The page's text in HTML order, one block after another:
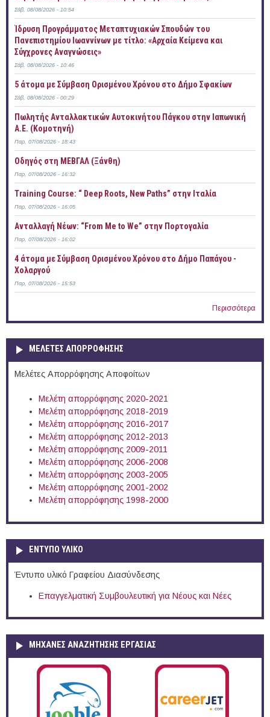
Σάβ, 08/08/2026 - 10:54
Ίδρυση Προγράμματος Μεταπτυχιακών Σπουδών του
Πανεπιστημίου Ιωαννίνων με τίτλο: «Αρχαία Κείμενα και
Σύγχρονες Αναγνώσεις»
Σάβ, 08/08/2026 - 10:46
5 άτομα με Σύμβαση Ορισμένου Χρόνου στο Δήμο Σφακίων
Σάβ, 08/08/2026 - 00:29
Πωλητής Ανταλλακτικών Αυτοκινήτου Πάγκου στην Ιαπωνική
Α.Ε. (Κομοτηνή)
Παρ, 07/08/2026 - 18:43
Οδηγός στη ΜΕΒΓΑΛ (Ξάνθη)
Παρ, 07/08/2026 - 16:32
Training Course: “ Deep Roots, New Paths” στην Ιταλία
Παρ, 07/08/2026 - 16:05
Ανταλλαγή Νέων: “From Me to We” στην Πορτογαλία
Παρ, 07/08/2026 - 16:02
4 άτομα με Σύμβαση Ορισμένου Χρόνου στο Δήμο Παπάγου -
Χολαργού
Παρ, 07/08/2026 - 15:53
Περισσότερα
ΜΕΛΕΤΕΣ ΑΠΟΡΡΟΦΗΣΗΣ
Μελέτες Απορρόφησης Αποφοίτων
Μελέτη απορρόφησης 2020-2021
Μελέτη απορρόφησης 2018-2019
Μελέτη απορρόφησης 2016-2017
Μελέτη απορρόφησης 2012-2013
Μελέτη απορρόφησης 2009-2011
Μελέτη απορρόφησης 2006-2008
Μελέτη απορρόφησης 2003-2005
Μελέτη απορρόφησης 2001-2002
Μελέτη απορρόφησης 1998-2000
ΕΝΤΥΠΟ ΥΛΙΚΟ
Έντυπο υλικό Γραφείου Διασύνδεσης
Επαγγελματική Συμβουλευτική για Νέους και Νέες
ΜΗΧΑΝΕΣ ΑΝΑΖΗΤΗΣΗΣ ΕΡΓΑΣΙΑΣ